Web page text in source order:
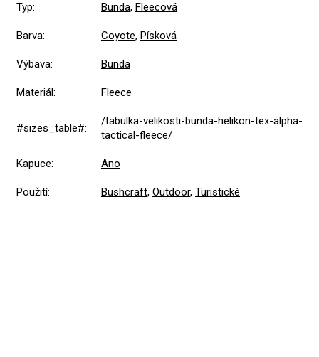
Typ: Bunda, Fleecová
Barva: Coyote, Písková
Výbava: Bunda
Materiál: Fleece
#sizes_table#:
/tabulka-velikosti-bunda-helikon-tex-alpha-
tactical-fleece/
Kapuce: Ano
Použití: Bushcraft, Outdoor, Turistické